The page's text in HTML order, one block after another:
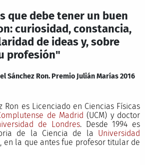
que debe tener un buen
curiosidad, constancia,
de ideas y, sobre
profesión"
Sánchez Ron. Premio Julián Marías 2016
Ron es Licenciado en Ciencias Físicas
de Madrid (UCM) y doctor
de Londres. Desde 1994 es
de la Ciencia de la Universidad
, en la que antes fue profesor titular de